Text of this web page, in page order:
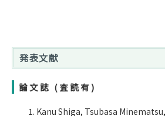
発表文献
論文誌 (査読有)
Kanu Shiga, Tsubasa